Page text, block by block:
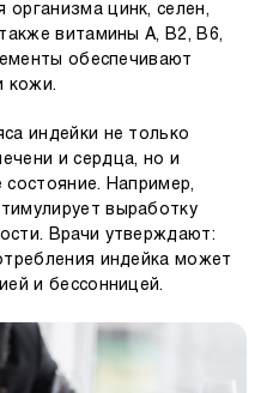
цинк, селен,
витамины А, В2, В6,
обеспечивают
кожи.
индейки не только
и сердца, но и
состояние. Например,
выработку
Врачи утверждают:
индейка может
и бессонницей.